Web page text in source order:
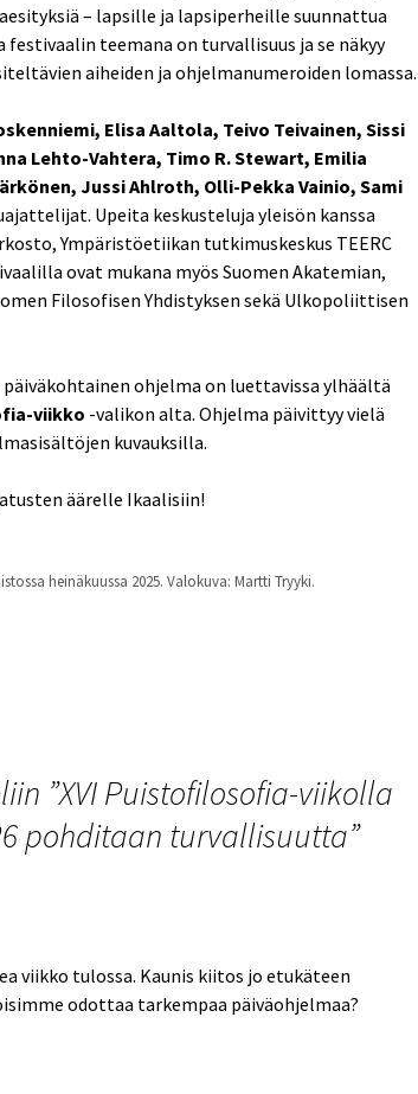
– lapsille ja lapsiperheille suunnattua
teemana on turvallisuus ja se näkyy
aiheiden ja ohjelmanumeroiden lomassa.
Elisa Aaltola, Teivo Teivainen, Sissi
Lehto-Vahtera, Timo R. Stewart, Emilia
Jussi Ahlroth, Olli-Pekka Vainio, Sami
Upeita keskusteluja yleisön kanssa
Ympäristöetiikan tutkimuskeskus TEERC
ovat mukana myös Suomen Akatemian,
Filosofisen Yhdistyksen sekä Ulkopoliittisen
ohjelma on luettavissa ylhäältä
viikko -valikon alta. Ohjelma päivittyy vielä
kuvauksilla.
äärelle Ikaalisiin!
heinäkuussa 2025. Valokuva: Martti Tryyki.
”XVI Puistofilosofia-viikolla
pohditaan turvallisuutta”
viikko tulossa. Kaunis kiitos jo etukäteen
odottaa tarkempaa päiväohjelmaa?